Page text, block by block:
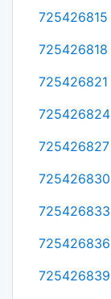
725426815
725426818
725426821
725426824
725426827
725426830
725426833
725426836
725426839